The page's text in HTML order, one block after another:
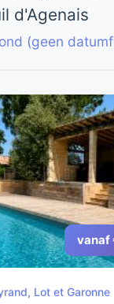
d'Agenais
(geen
vanaf
Lot et Garonne